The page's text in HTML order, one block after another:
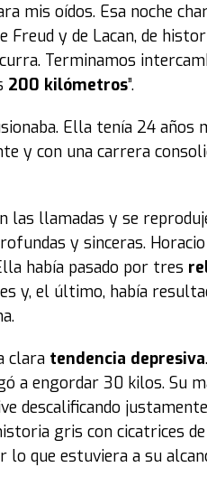
mis oídos. Esa noche
Freud y de Lacan, de
Terminamos
200 kilómetros”.
Ella tenía 24 años
y con una carrera
las llamadas y se
y sinceras.
había pasado por tres
y, el último, había
clara tendencia depresiva
a engordar 30 kilos. Su
descalificando
gris con cicatrices
lo que estuviera a su